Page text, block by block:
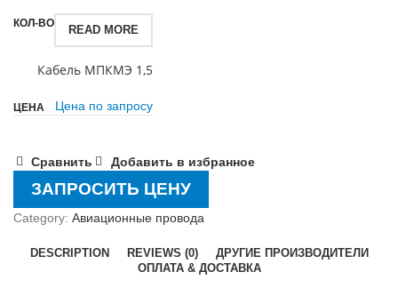
READ MORE
Кабель МПКМЭ 1,5
Цена по запросу
Сравнить Добавить в избранное
ЗАПРОСИТЬ ЦЕНУ
Category: Авиационные провода
DESCRIPTION REVIEWS (0)
ДРУГИЕ ПРОИЗВОДИТЕЛИ
ОПЛАТА & ДОСТАВКА